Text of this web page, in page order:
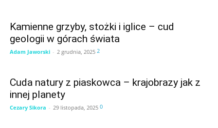
Kamienne grzyby, stożki i iglice – cud
geologii w górach świata
Adam Jaworski - 2 grudnia, 2025 2
Cuda natury z piaskowca – krajobrazy jak z
innej planety
Cezary Sikora - 29 listopada, 2025 0